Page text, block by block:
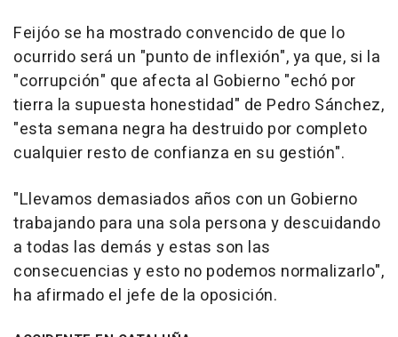
Feijóo se ha mostrado convencido de que lo
ocurrido será un "punto de inflexión", ya que, si la
"corrupción" que afecta al Gobierno "echó por
tierra la supuesta honestidad" de Pedro Sánchez,
"esta semana negra ha destruido por completo
cualquier resto de confianza en su gestión".
"Llevamos demasiados años con un Gobierno
trabajando para una sola persona y descuidando
a todas las demás y estas son las
consecuencias y esto no podemos normalizarlo",
ha afirmado el jefe de la oposición.